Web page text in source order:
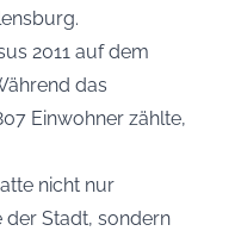
2011 auf dem
das
Einwohner zählte,
nicht nur
der Stadt, sondern